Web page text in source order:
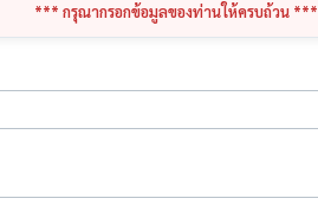
*** กรุณากรอกข้อมูลของท่านให้ครบถ้วน ***